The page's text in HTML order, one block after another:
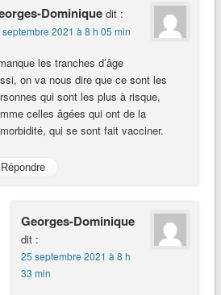
Dominique dit :
septembre 2021 à 8 h 05 min
les tranches d’âge
on va nous dire que ce sont les
qui sont les plus à risque,
celles âgées qui ont de la
qui se sont fait vacciner.
Répondre
Georges-Dominique
dit :
25 septembre 2021 à 8 h
33 min